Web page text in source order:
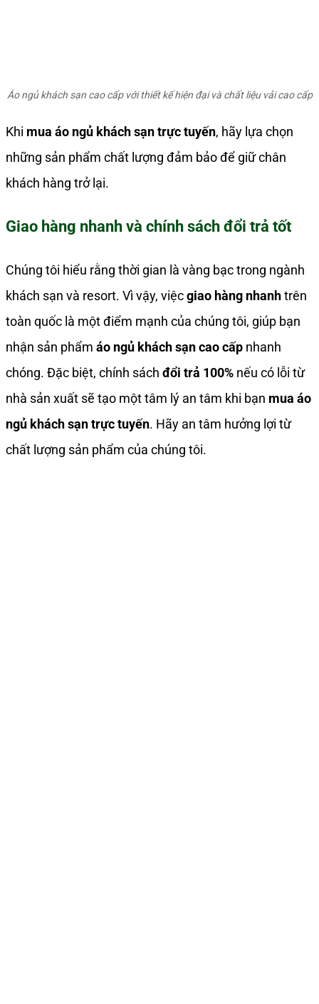
Áo ngủ khách sạn cao cấp với thiết kế hiện đại và chất liệu vải cao cấp
Khi mua áo ngủ khách sạn trực tuyến, hãy lựa chọn
những sản phẩm chất lượng đảm bảo để giữ chân
khách hàng trở lại.
Giao hàng nhanh và chính sách đổi trả tốt
Chúng tôi hiểu rằng thời gian là vàng bạc trong ngành
khách sạn và resort. Vì vậy, việcgiao hàng nhanhtrên
toàn quốc là một điểm mạnh của chúng tôi, giúp bạn
nhận sản phẩm áo ngủ khách sạn cao cấp nhanh
chóng. Đặc biệt, chính sách đổi trả 100% nếu có lỗi từ
nhà sản xuất sẽ tạo một tâm lý an tâm khi bạn mua áo
ngủ khách sạn trực tuyến. Hãy an tâm hưởng lợi từ
chất lượng sản phẩm của chúng tôi.